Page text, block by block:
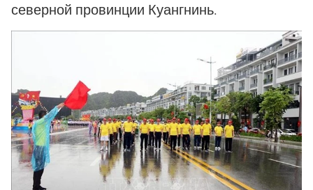
северной провинции Куангнинь.